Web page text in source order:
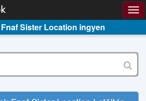
Sister Location ingyen